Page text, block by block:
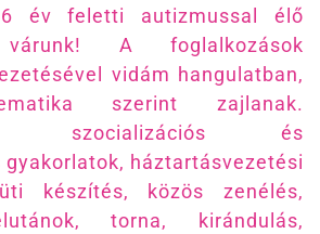
év feletti autizmussal élő
várunk! A foglalkozások
vidám hangulatban,
szerint zajlanak.
szocializációs és
gyakorlatok, háztartásvezetési
készítés, közös zenélés,
torna, kirándulás,